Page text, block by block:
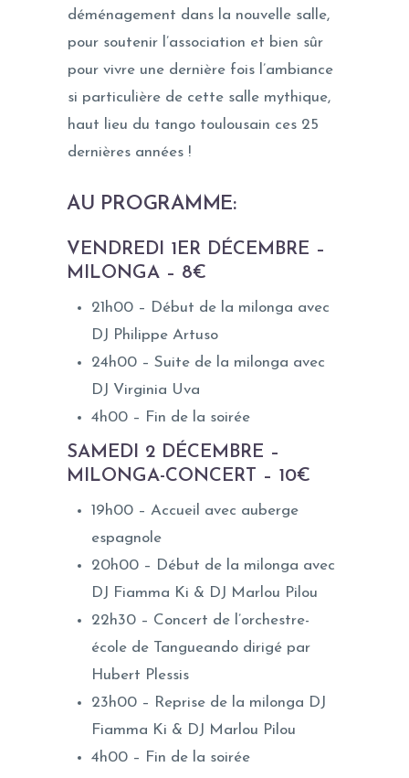
déménagement dans la nouvelle salle,
pour soutenir l’association et bien sûr
pour vivre une dernière fois l’ambiance
si particulière de cette salle mythique,
haut lieu du tango toulousain ces 25
dernières années !
AU PROGRAMME:
VENDREDI 1ER DÉCEMBRE –
MILONGA – 8€
21h00 – Début de la milonga avec
DJ Philippe Artuso
24h00 – Suite de la milonga avec
DJ Virginia Uva
4h00 – Fin de la soirée
SAMEDI 2 DÉCEMBRE –
MILONGA-CONCERT – 10€
19h00 – Accueil avec auberge
espagnole
20h00 – Début de la milonga avec
DJ Fiamma Ki & DJ Marlou Pilou
22h30 – Concert de l’orchestre-
école de Tangueando dirigé par
Hubert Plessis
23h00 – Reprise de la milonga DJ
Fiamma Ki & DJ Marlou Pilou
4h00 – Fin de la soirée